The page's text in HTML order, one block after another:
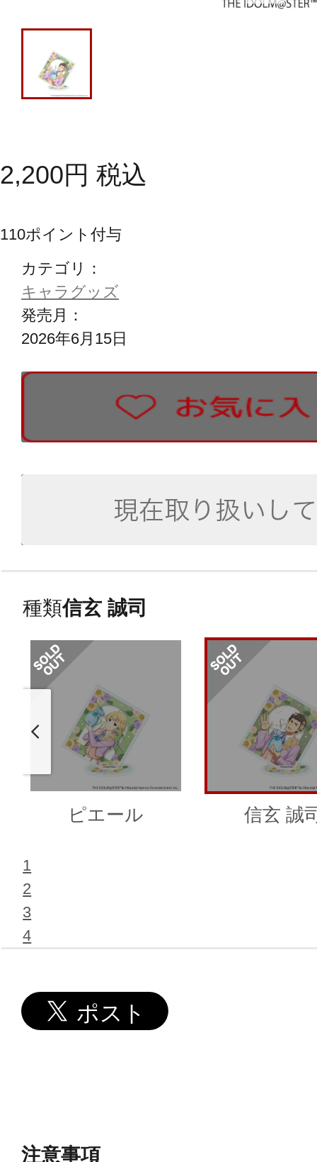
2,200円 税込
110ポイント付与
カテゴリ：
キャラグッズ
発売月：
2026年6月15日
種類信玄 誠司
ピエール 信玄 誠
1
2
3
4
注意事項